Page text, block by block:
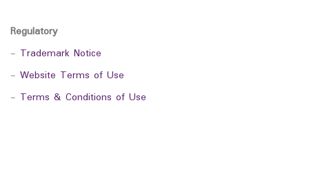
Regulatory
- Trademark Notice
- Website Terms of Use
- Terms & Conditions of Use